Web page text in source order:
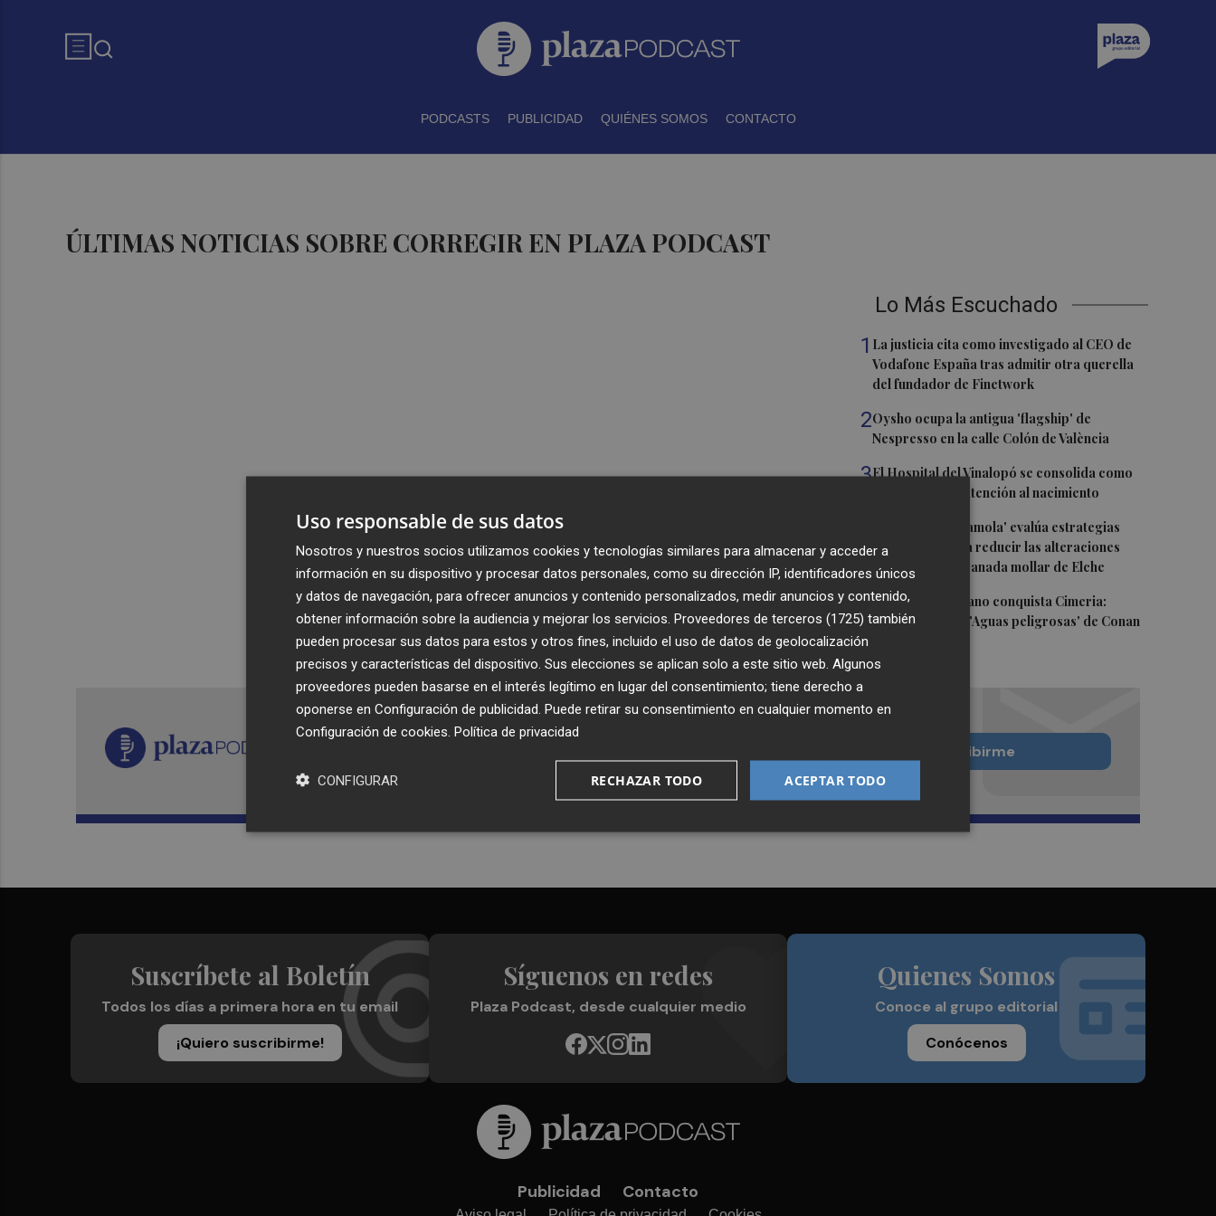
PODCASTS PUBLICIDAD QUIÉNES SOMOS CONTACTO
ÚLTIMAS NOTICIAS SOBRE CORREGIR EN PLAZA PODCAST
Lo Más Escuchado
1 La justicia cita como investigado al CEO de
Vodafone España tras admitir otra querella
del fundador de Finetwork
2Oysho ocupa la antigua 'flagship' de
Nespresso en la calle Colón de València
3El Hospital del Vinalopó se consolida como
referente en la atención al nacimiento
El proyecto 'Gramola' evalúa estrategias
sostenibles para reducir las alteraciones
internas de la granada mollar de Elche
5El talento murciano conquista Cimeria:
Dagnino ilustra 'Aguas peligrosas' de Conan
Recibe toda la actualidad de
Plaza Podcast en tu correo
Quiero suscribirme
Suscríbete al Boletín
Todos los días a primera hora en tu email
¡Quiero suscribirme!
Síguenos en redes
Plaza Podcast, desde cualquier medio
Quienes Somos
Conoce al grupo editorial
Conócenos
Publicidad Contacto
Uso responsable de sus datos
Nosotros y nuestros socios utilizamos cookies y tecnologías similares para almacenar y acceder a
información en su dispositivo y procesar datos personales, como su dirección IP, identificadores únicos
y datos de navegación, para ofrecer anuncios y contenido personalizados, medir anuncios y contenido,
obtener información sobre la audiencia y mejorar los servicios. Proveedores de terceros (1725) también
pueden procesar sus datos para estos y otros fines, incluido el uso de datos de geolocalización
precisos y características del dispositivo. Sus elecciones se aplican solo a este sitio web. Algunos
proveedores pueden basarse en el interés legítimo en lugar del consentimiento; tiene derecho a
oponerse en Configuración de publicidad . Puede retirar su consentimiento en cualquier momento en
Configuración de cookies Política de privacidad
ACEPTAR TODO
RECHAZAR TODO
CONFIGURAR